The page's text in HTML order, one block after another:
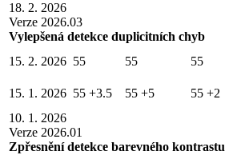
18. 2. 2026
Verze 2026.03
Vylepšená detekce duplicitních chyb
15. 2. 2026 55 55 55
15. 1. 2026 55 +3.5 55 +5 55 +2
10. 1. 2026
Verze 2026.01
Zpřesnění detekce barevného kontrastu